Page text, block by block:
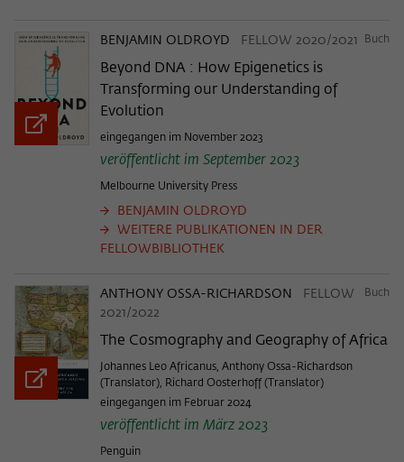
BENJAMIN OLDROYD FELLOW 2020/2021 Buch
Beyond DNA : How Epigenetics is
Transforming our Understanding of
Evolution
eingegangen im November 2023
veröffentlicht im September 2023
Melbourne University Press
BENJAMIN OLDROYD
WEITERE PUBLIKATIONEN IN DER
FELLOWBIBLIOTHEK
ANTHONY OSSA-RICHARDSON
FELLOW
2021/2022
Buch
The Cosmography and Geography of Africa
Johannes Leo Africanus, Anthony Ossa-Richardson
(Translator), Richard Oosterhoff (Translator)
eingegangen im Februar 2024
veröffentlicht im März 2023
Penguin